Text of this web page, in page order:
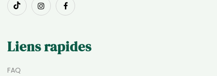
Liens rapides
FAQ